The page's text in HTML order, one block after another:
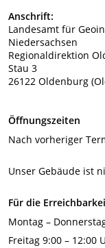
Anschrift:
Landesamt für
Niedersachsen
Regionaldirektion
Stau 3
26122 Oldenburg
Öffnungszeiten
Nach vorheriger
Unser Gebäude ist
Für die
Montag –
Freitag 9:00 – 12:00